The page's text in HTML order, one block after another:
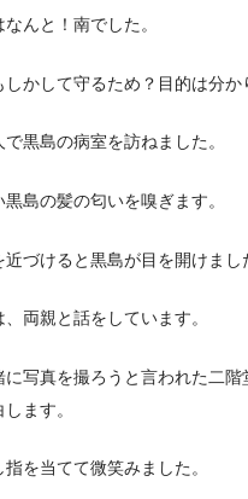
んと！南でした。
かして守るため？目的は分か
黒島の病室を訪ねました。
島の髪の匂いを嗅ぎます。
づけると黒島が目を開けまし
両親と話をしています。
写真を撮ろうと言われた二階
ます。
を当てて微笑みました。